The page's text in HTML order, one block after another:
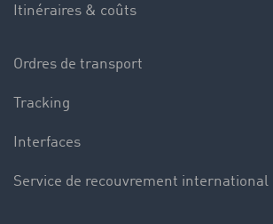
Itinéraires & coûts
Ordres de transport
Tracking
Interfaces
Service de recouvrement international